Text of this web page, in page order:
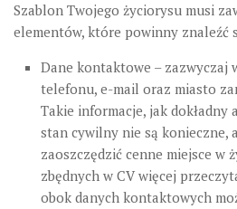
Szablon Twojego życiorysu musi
elementów, które powinny
Dane kontaktowe – zazwyczaj
telefonu, e-mail oraz miasto
Takie informacje, jak dokładny
stan cywilny nie są konieczne,
zaoszczędzić cenne miejsce w
zbędnych w CV więcej
obok danych kontaktowych